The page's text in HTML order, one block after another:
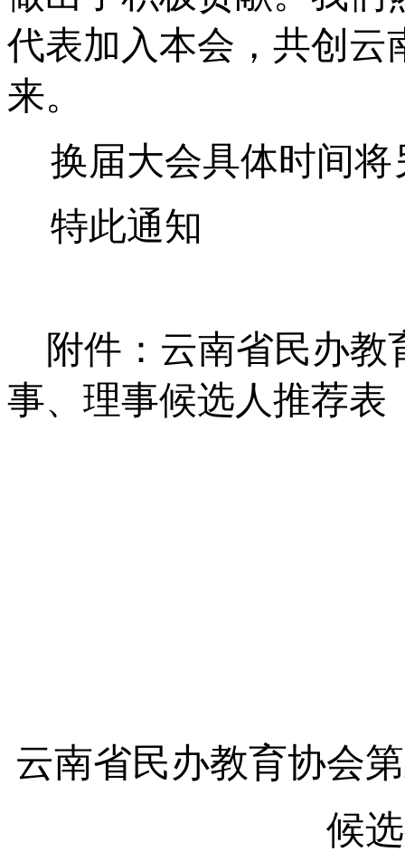
代表加入本会，共创云
来。
换届大会具体时间将
特此通知
附件：云南省民办
事、理事候选人推荐表
云南省民办教育协会
候